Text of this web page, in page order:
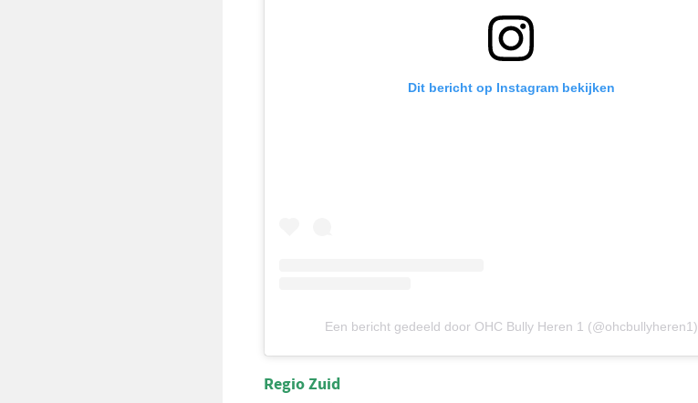
Dit bericht op Instagram bekijken
Een bericht gedeeld door OHC Bully Heren 1 (@ohcbullyheren1)
Regio Zuid